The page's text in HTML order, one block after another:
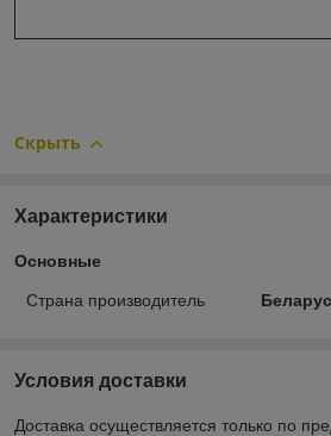
Скрыть
Характеристики
Основные
Страна производитель
Условия доставки
Доставка осуществляется только по